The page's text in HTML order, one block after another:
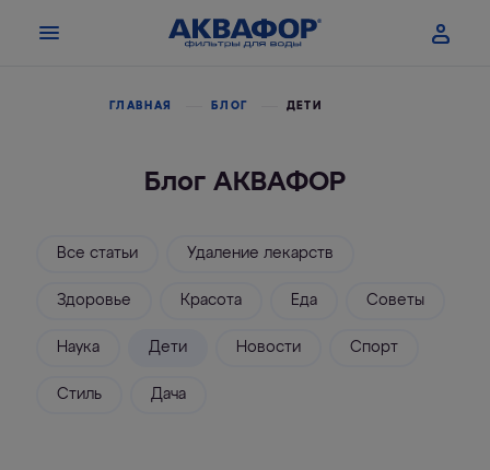
ГЛАВНАЯ БЛОГ ДЕТИ
Блог АКВАФОР
Все статьи Удаление лекарств
Здоровье Красота Еда Советы
Наука Дети Новости Спорт
Стиль Дача